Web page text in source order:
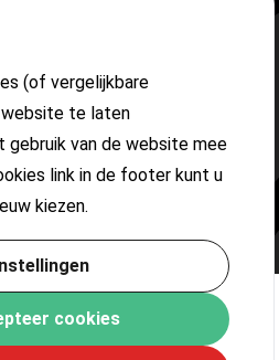
(of vergelijkbare
te laten
gebruik van de website mee
link in de footer kunt u
kiezen.
cookies